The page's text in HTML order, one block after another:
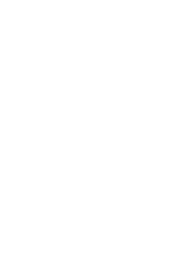
eller
modificere
på softwaren;
lease,
softwaren til
dekompilering eller
gøre forsøg på at
kun i det omfang
tillader det;
tilgængelig for